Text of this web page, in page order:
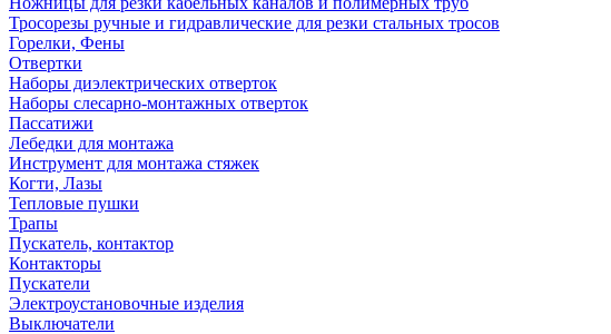
Тросорезы ручные и гидравлические для резки стальных тросов
Горелки, Фены
Отвертки
Наборы диэлектрических отверток
Наборы слесарно-монтажных отверток
Пассатижи
Лебедки для монтажа
Инструмент для монтажа стяжек
Когти, Лазы
Тепловые пушки
Трапы
Пускатель, контактор
Контакторы
Пускатели
Электроустановочные изделия
Выключатели